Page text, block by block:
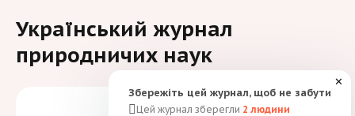
Український журнал
природничих наук
Збережіть цей журнал, щоб не забути
Цей журнал зберегли 2 людини
✕